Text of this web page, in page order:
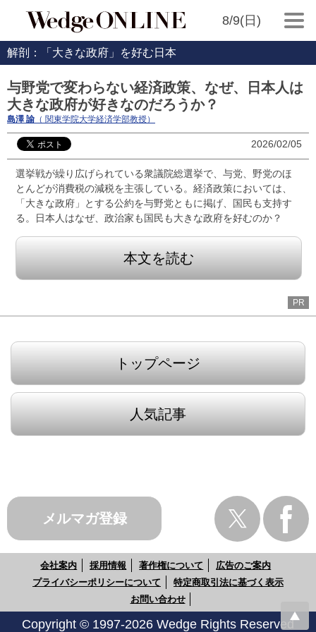
8/9(日)
解剖：「大きな政府」を好む日本
与野党で変わらない経済政策、なぜ、日本人は
大きな政府が好きなのだろうか？
島澤 諭 （ 関東学院大学経済学部教授）
2026/02/05
選挙戦が繰り広げられている衆議院総選挙で、与党、野党のほ
とんどが消費税の減税を主張している。経済政策においては、
「大きな政府」とする公約を与野党ともに掲げ、国民も支持す
る。日本人はなぜ、政治家も国民も大きな政府を好むのか？
本文を読む
PR
トップページ
人気記事
メルマガ登録
会社案内 採用情報 著作権について
広告のご案内
プライバシーポリシーについて
特定商取引法に基づく表示
お問い合わせ
Copyright © 1997-2026 Wedge Rights Reserved